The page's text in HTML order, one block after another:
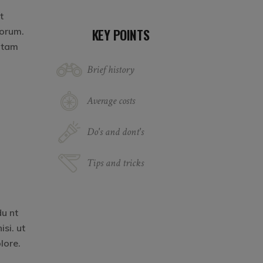
nt
ut
KEY POINTS
Brief history
Average costs
Do's and dont's
Tips and tricks